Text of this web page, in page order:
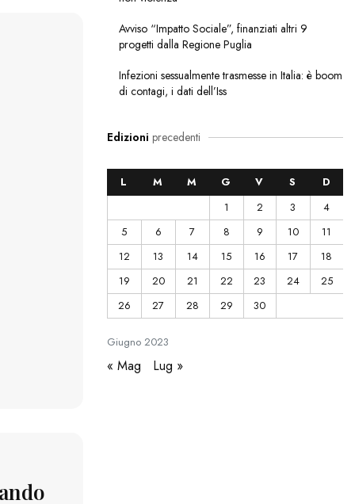
Avviso “Impatto Sociale”, finanziati altri 9
progetti dalla Regione Puglia
Infezioni sessualmente trasmesse in Italia: è boom
di contagi, i dati dell’Iss
Edizioni precedenti
Giugno2023
L M M G V S
D
1
2 3
4
5
6 7 8 9 10
11
12
13 14 15 16 17
18
19
20 21 22 23 24
25
26
27 28 29 30
« Mag Lug »